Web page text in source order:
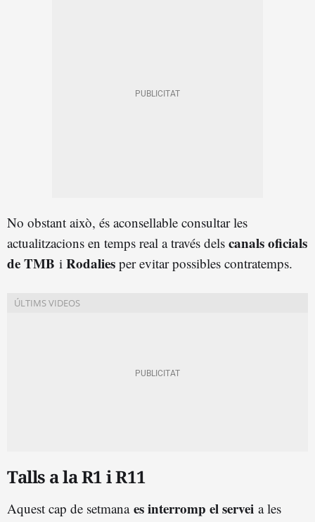
No obstant això, és aconsellable consultar les
actualitzacions en temps real a través dels canals oficials
de TMB i Rodalies per evitar possibles contratemps.
Talls a la R1 i R11
Aquest cap de setmana es interromp el servei a les